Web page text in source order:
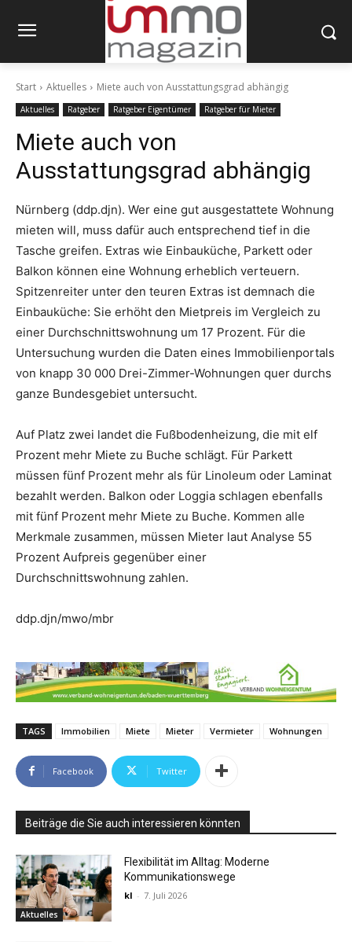
Start Aktuelles Miete auch von Ausstattungsgrad abhängig
Aktuelles Ratgeber Ratgeber Eigentümer Ratgeber für Mieter
Miete auch von
Ausstattungsgrad abhängig
Nürnberg (ddp.djn). Wer eine gut ausgestattete Wohnung
mieten will, muss dafür auch entsprechend tief in die
Tasche greifen. Extras wie Einbauküche, Parkett oder
Balkon können eine Wohnung erheblich verteuern.
Spitzenreiter unter den teuren Extras ist demnach die
Einbauküche: Sie erhöht den Mietpreis im Vergleich zu
einer Durchschnittswohnung um 17 Prozent. Für die
Untersuchung wurden die Daten eines Immobilienportals
von knapp 30 000 Drei-Zimmer-Wohnungen quer durchs
ganze Bundesgebiet untersucht.
Auf Platz zwei landet die Fußbodenheizung, die mit elf
Prozent mehr Miete zu Buche schlägt. Für Parkett
müssen fünf Prozent mehr als für Linoleum oder Laminat
bezahlt werden. Balkon oder Loggia schlagen ebenfalls
mit fünf Prozent mehr Miete zu Buche. Kommen alle
Merkmale zusammen, müssen Mieter laut Analyse 55
Prozent Aufpreis gegenüber einer
Durchschnittswohnung zahlen.
ddp.djn/mwo/mbr
TAGS Immobilien Miete Mieter Vermieter Wohnungen
Facebook Twitter
Beiträge die Sie auch interessieren könnten
Aktuelles
Flexibilität im Alltag: Moderne
Kommunikationswege
kl - 7. Juli 2026